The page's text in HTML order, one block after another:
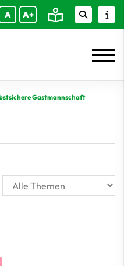
A A+
Gastmannschaft